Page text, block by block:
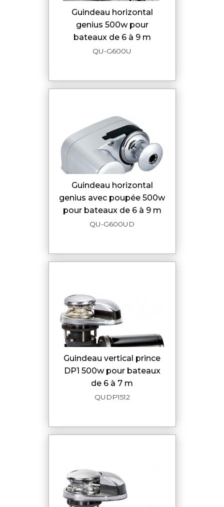
guindeau horizontal
genius 500w pour
bateaux de 6 à 9 m
QU-G600U
guindeau horizontal
genius avec poupée 500w
pour bateaux de 6 à 9 m
QU-G600UD
guindeau vertical prince
DP1 500w pour bateaux
de 6 à 7 m
QUDP1512